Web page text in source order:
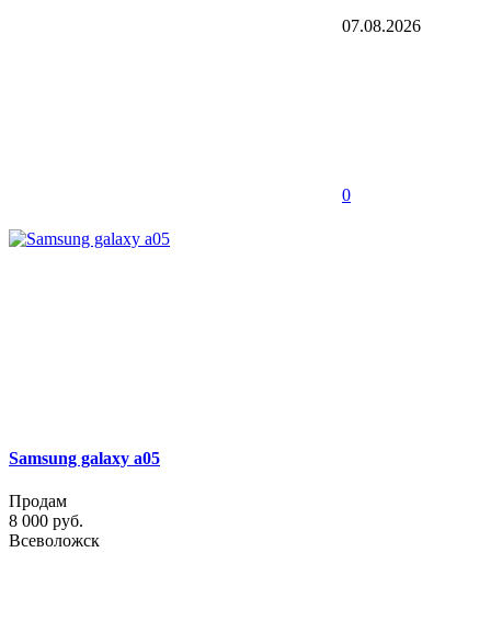
07.08.2026
0
Samsung galaxy a05
Продам
8 000 руб.
Всеволожск